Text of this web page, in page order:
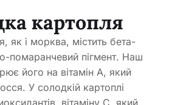
картопля
як і морква, містить бета-
помаранчевий пігмент. Наш
його на вітамін А, який
У солодкій картоплі
вітаміну С, який